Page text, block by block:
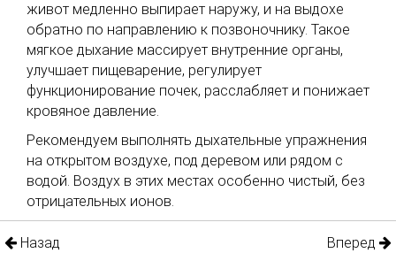
живот медленно выпирает наружу, и на выдохе
обратно по направлению к позвоночнику. Такое
мягкое дыхание массирует внутренние органы,
улучшает пищеварение, регулирует
функционирование почек, расслабляет и понижает
кровяное давление.
Рекомендуем выполнять дыхательные упражнения
на открытом воздухе, под деревом или рядом с
водой. Воздух в этих местах особенно чистый, без
отрицательных ионов.
Назад Вперед